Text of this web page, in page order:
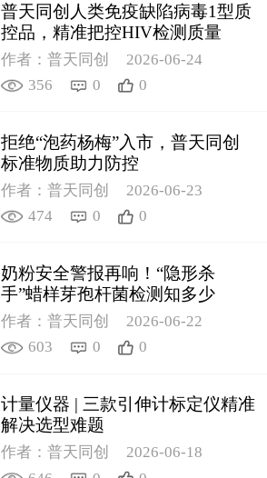
普天同创人类免疫缺陷病毒1型质
控品，精准把控HIV检测质量
作者：普天同创
2026-06-24
356
0 0
拒绝“泡药杨梅”入市，普天同创
标准物质助力防控
作者：普天同创
2026-06-23
474
0 0
奶粉安全警报再响！“隐形杀
手”蜡样芽孢杆菌检测知多少
作者：普天同创
2026-06-22
603
0 0
计量仪器 | 三款引伸计标定仪精准
解决选型难题
作者：普天同创
2026-06-18